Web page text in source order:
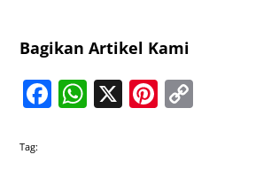
Bagikan Artikel Kami
Facebook
WhatsApp
X Pinterest
Tag: